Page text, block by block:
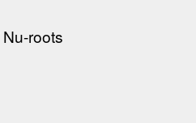
roots